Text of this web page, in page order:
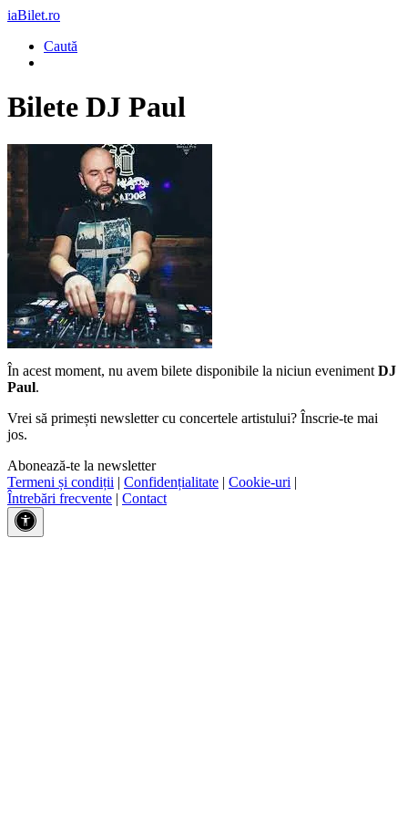
iaBilet.ro
Caută
Bilete DJ Paul
În acest moment, nu avem bilete disponibile la niciun eveniment DJ
Paul.
Vrei să primești newsletter cu concertele artistului? Înscrie-te mai
jos.
Abonează-te la newsletter
Termeni și condiții | Confidențialitate | Cookie-uri |
Întrebări frecvente | Contact